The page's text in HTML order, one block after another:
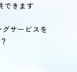
できます
サービスを